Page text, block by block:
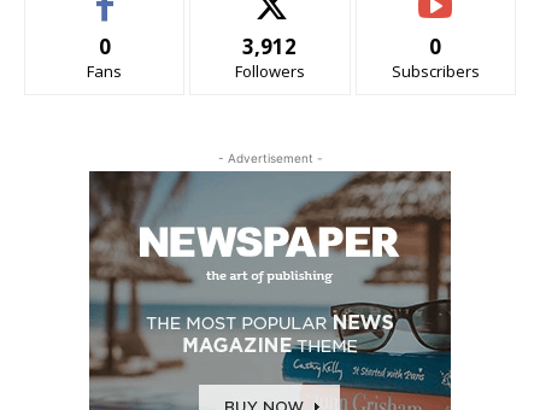
0
Fans
3,912
Followers
0
Subscribers
- Advertisement -